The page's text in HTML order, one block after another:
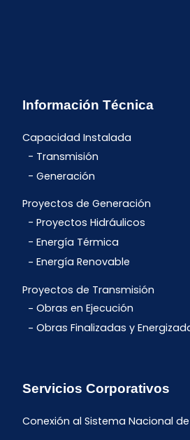
Información Técnica
Capacidad Instalada
Transmisión
Generación
Proyectos de Generación
Proyectos Hidráulicos
Energía Térmica
Energía Renovable
Proyectos de Transmisión
Obras en Ejecución
Obras Finalizadas y
Servicios Corporativos
Conexión al Sistema Nacional